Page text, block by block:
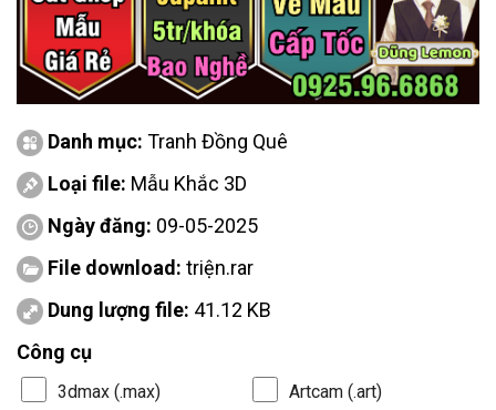
Danh mục: Tranh Đồng Quê
Loại file: Mẫu Khắc 3D
Ngày đăng: 09-05-2025
File download: triện.rar
Dung lượng file: 41.12 KB
Công cụ
3dmax (.max)
Artcam (.art)